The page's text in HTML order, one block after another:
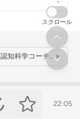
22:05
認知科学コーチ… »
スクロール